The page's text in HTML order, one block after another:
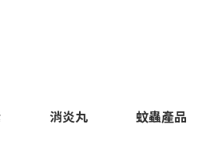
消炎丸 蚊蟲產品